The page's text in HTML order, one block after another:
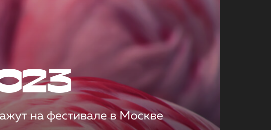
на фестивале в Москве